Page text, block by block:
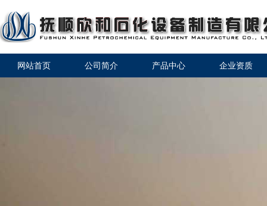
网站首页 公司简介 产品中心 企业资质